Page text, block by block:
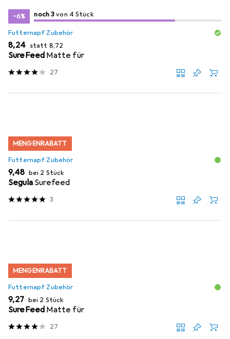
−6% 3 / 4
3 von 4 Stück
noch 3 von 4 Stück
Futternapf Zubehör
EUR
8,24 statt EUR
8,72
SureFeed Matte für
27
MENGENRABATT
Futternapf Zubehör
EUR
9,48 bei 2 Stück
Segula Surefeed
3
MENGENRABATT
Futternapf Zubehör
EUR
9,27 bei 2 Stück
SureFeed Matte für
27